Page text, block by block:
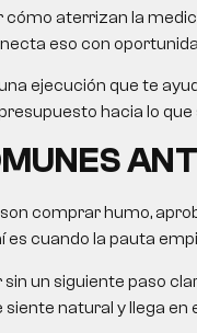
aterrizan la
eso con
ejecución que te
hacia lo que
comprar humo,
es cuando la pauta
un siguiente paso
natural y llega